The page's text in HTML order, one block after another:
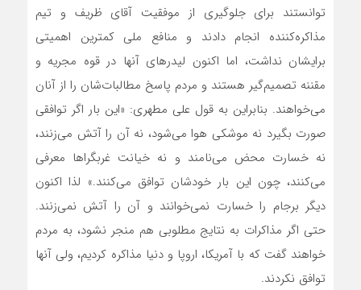
توانستند براي جلوگيري از موفقيت آقاي ظريف و تيم
مذاکره‌کننده انجام دادند و منافع ملي کمترين اهميتي
برايشان نداشت، اما اکنون ليدرهاي آنها در قوه مجريه و
مقننه تصميم‌گير هستند و مردم پاسخ مطالبات‌شان را از آنان
مي‌خواهند. بنابراين به قول علي مطهري: «اين بار اگر توافقي
صورت بگيرد نه موشکي هوا مي‌شود، نه آن را آتش مي‌زنند،
نه خسارت محض مي‌نامند و نه خيانت غربگراها معرفي
مي‌کنند، چون اين بار خودشان توافق مي‌کنند.» لذا اکنون
ديگر برجام را خسارت نمي‌خوانند و آن را آتش نمي‌زنند.
حتي اگر مذاکرات به نتايج مطلوبي هم منجر نشود، به مردم
خواهند گفت که با آمريکا، اروپا و دنيا مذاکره کرديم، ولي آنها
توافق نکردند.